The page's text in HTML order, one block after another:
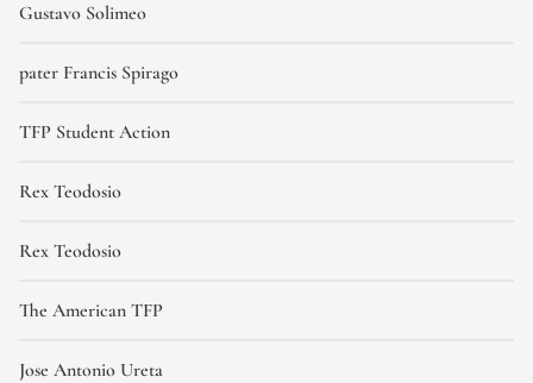
Gustavo Solimeo
pater Francis Spirago
TFP Student Action
Rex Teodosio
Rex Teodosio
The American TFP
Jose Antonio Ureta